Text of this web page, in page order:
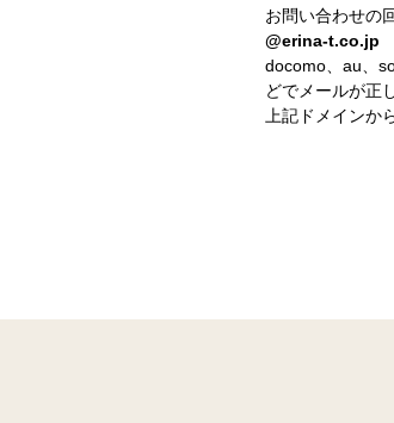
お問い合わせの
@erina-t.co.jp
docomo、au、
どでメールが正
上記ドメインか